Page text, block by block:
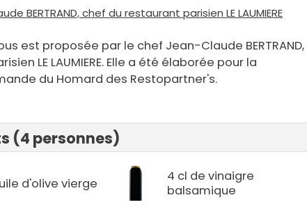
BERTRAND, chef du restaurant parisien LE LAUMIERE
est proposée par le chef Jean-Claude BERTRAND,
LE LAUMIERE. Elle a été élaborée pour la
du Homard des Restopartner's.
(4 personnes)
d'olive vierge
4 cl de vinaigre
balsamique